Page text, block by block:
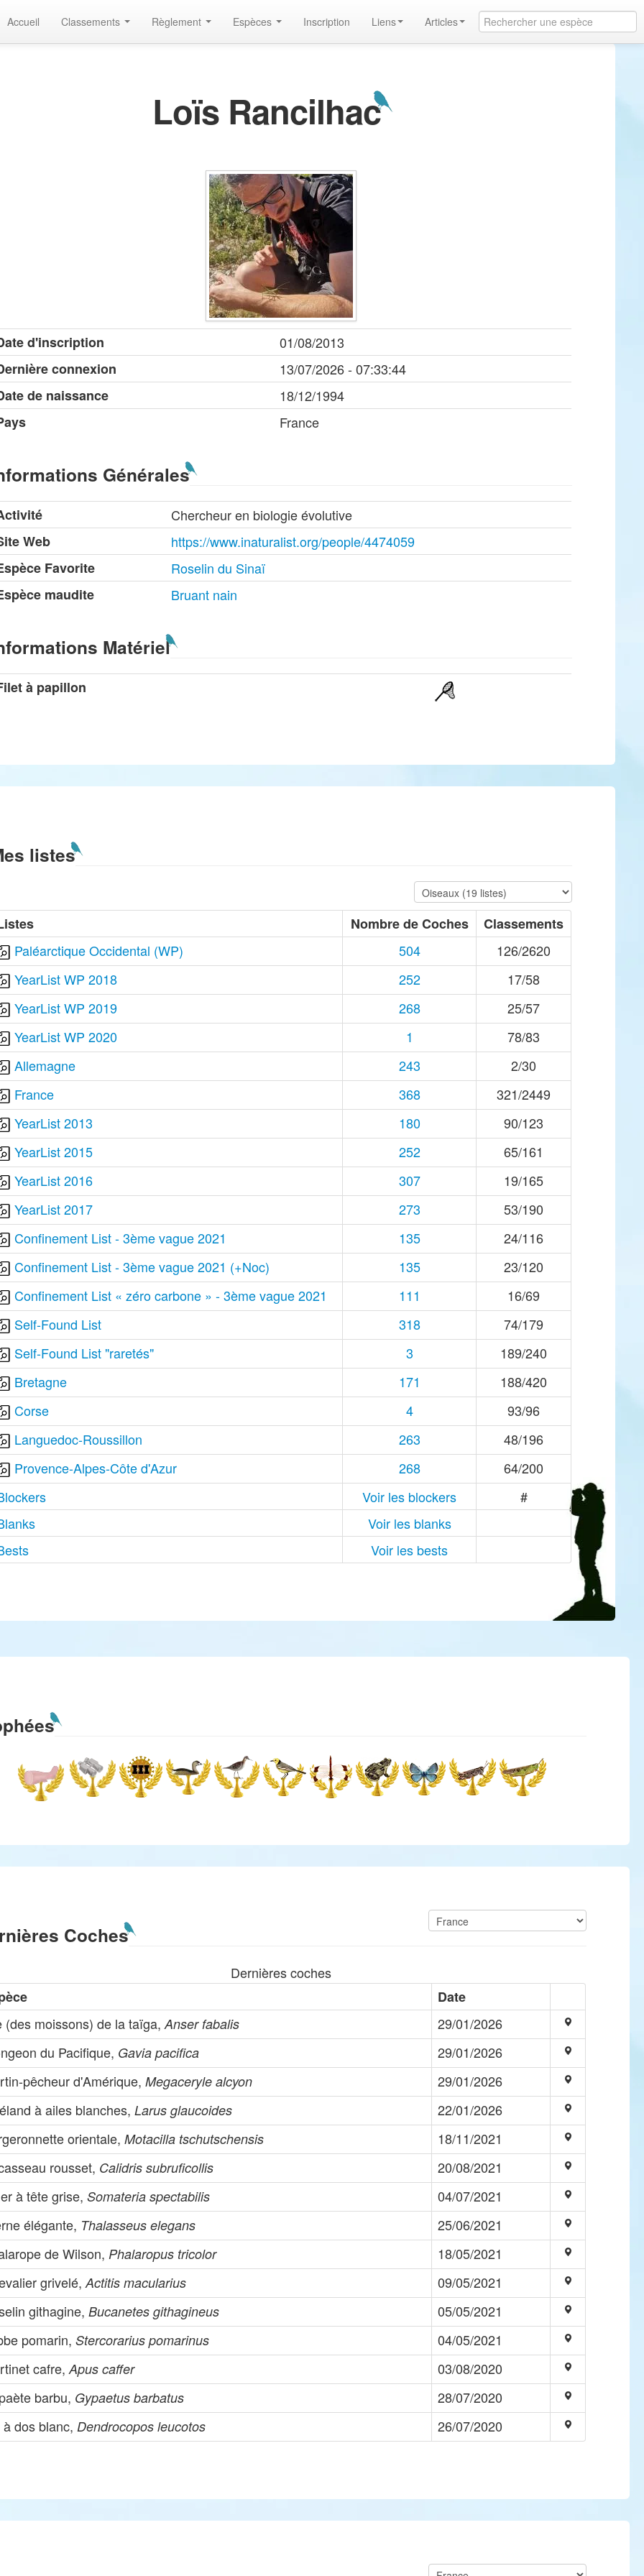
Accueil Classements Règlement Espèces Inscription Liens Articles
Loïs Rancilhac
d'inscription
01/08/2013
connexion
13/07/2026 - 07:33:44
de naissance
18/12/1994
France
Générales
Chercheur en biologie évolutive
Web
https://www.inaturalist.org/people/4474059
Favorite
Roselin du Sinaï
maudite
Bruant nain
Matériel
à papillon
listes
Nombre de Coches
Classements
Paléarctique Occidental (WP)
504
126/2620
YearList WP 2018
252
17/58
YearList WP 2019
268
25/57
YearList WP 2020
1
78/83
Allemagne
243
2/30
France
368
321/2449
YearList 2013
180
90/123
YearList 2015
252
65/161
YearList 2016
307
19/165
YearList 2017
273
53/190
Confinement List - 3ème vague 2021
135
24/116
Confinement List - 3ème vague 2021 (+Noc)
135
23/120
Confinement List « zéro carbone » - 3ème vague 2021
111
16/69
Self-Found List
318
74/179
Self-Found List "raretés"
3
189/240
Bretagne
171
188/420
Corse
4
93/96
Languedoc-Roussillon
263
48/196
Provence-Alpes-Côte d'Azur
268
64/200
Voir les blockers
#
Voir les blanks
Voir les bests
Coches
Dernières coches
Date
(des moissons) de la taïga,Anser fabalis
29/01/2026
du Pacifique, Gavia pacifica
29/01/2026
pêcheur d'Amérique,Megaceryle alcyon
29/01/2026
à ailes blanches,Larus glaucoides
22/01/2026
orientale,Motacilla tschutschensis
18/11/2021
rousset, Calidris subruficollis
20/08/2021
à tête grise,Somateria spectabilis
04/07/2021
élégante, Thalasseus elegans
25/06/2021
de Wilson, Phalaropus tricolor
18/05/2021
grivelé,Actitis macularius
09/05/2021
githagine,Bucanetes githagineus
05/05/2021
pomarin,Stercorarius pomarinus
04/05/2021
cafre,Apus caffer
03/08/2020
barbu, Gypaetus barbatus
28/07/2020
à dos blanc, Dendrocopos leucotos 26/07/2020